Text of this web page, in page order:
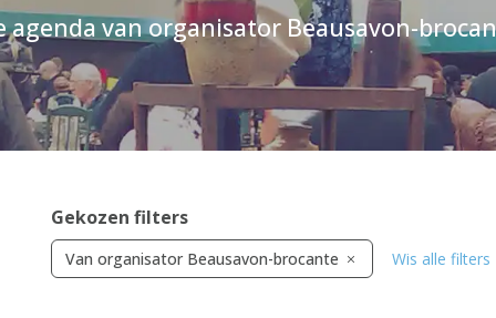
agenda van organisator Beausavon-
Gekozen filters
Van organisator Beausavon-brocante Wis alle filters